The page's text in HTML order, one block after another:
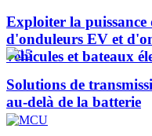
Exploiter la puissance
d'onduleurs EV et
véhicules et bateaux
Solutions de
au-delà de la batterie